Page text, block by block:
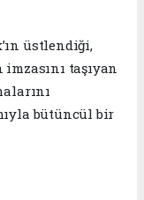
üstlendiği,
taşıyan
bütüncül bir